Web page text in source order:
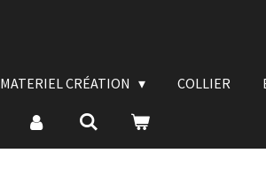
MATERIEL CRÉATION COLLIER